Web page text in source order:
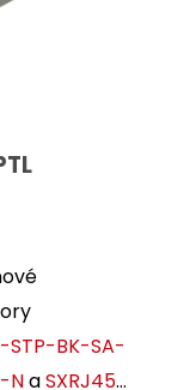
STP-BK-SA-
NaSXRJ45-